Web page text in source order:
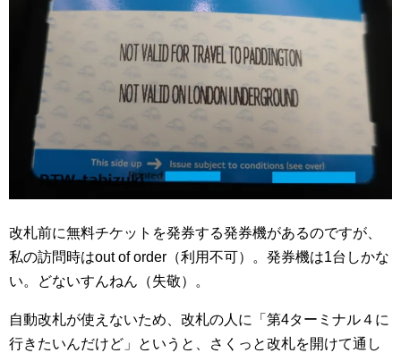
改札前に無料チケットを発券する発券機があるのですが、
私の訪問時はout of order（利用不可）。発券機は1台しかな
い。どないすんねん（失敬）。
自動改札が使えないため、改札の人に「第4ターミナル４に
行きたいんだけど」というと、さくっと改札を開けて通し